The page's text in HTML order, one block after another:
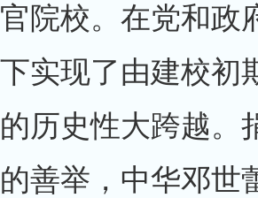
院校。在党和政
实现了由建校初
历史性大跨越。
善举，中华邓世